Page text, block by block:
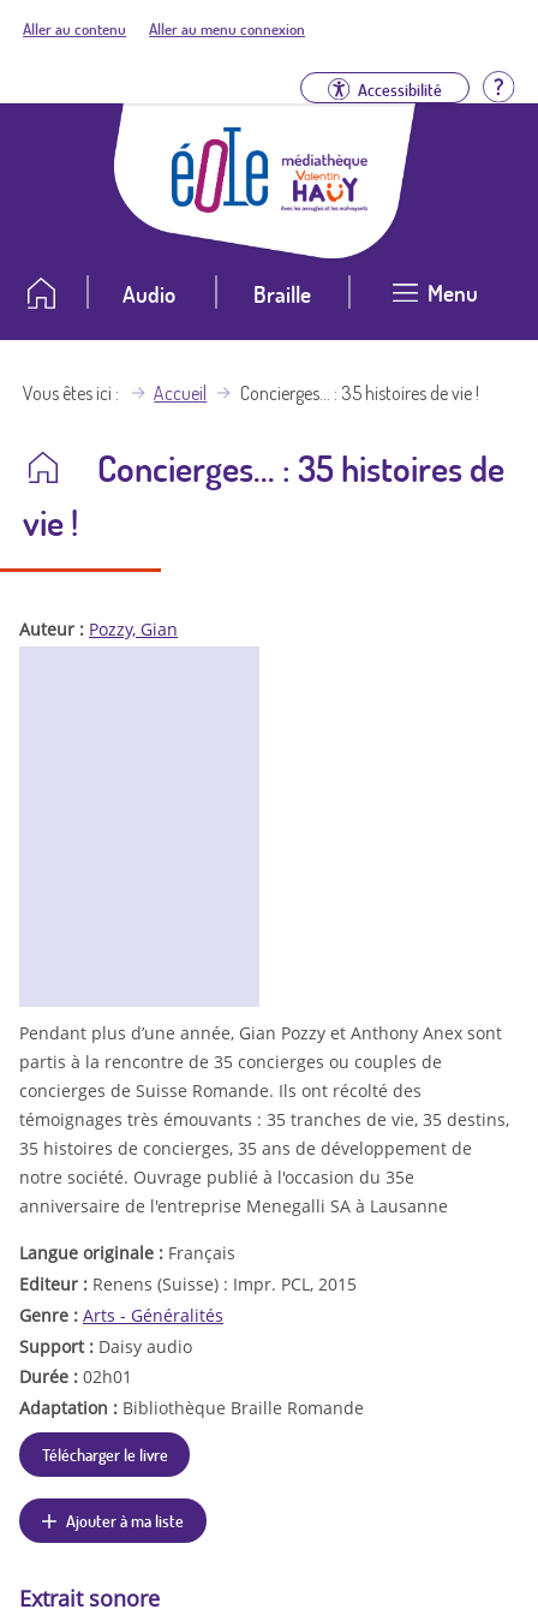
Aller au contenu Aller au menu connexion
Accessibilité
Audio Braille Menu
Vous êtes ici Accueil Concierges... : 35 histoires de vie !
Concierges... : 35 histoires de
vie !
Auteur : Pozzy, Gian
Pendant plus d’une année, Gian Pozzy et Anthony Anex sont
partis à la rencontre de 35 concierges ou couples de
concierges de Suisse Romande. Ils ont récolté des
témoignages très émouvants : 35 tranches de vie, 35 destins,
35 histoires de concierges, 35 ans de développement de
notre société. Ouvrage publié à l'occasion du 35e
anniversaire de l'entreprise Menegalli SA à Lausanne
Langue originale : Français
Editeur : Renens (Suisse) : Impr. PCL, 2015
Genre : Arts - Généralités
Support : Daisy audio
Durée : 02h01
Adaptation : Bibliothèque Braille Romande
Télécharger le livre
Ajouter à ma liste
Extrait sonore